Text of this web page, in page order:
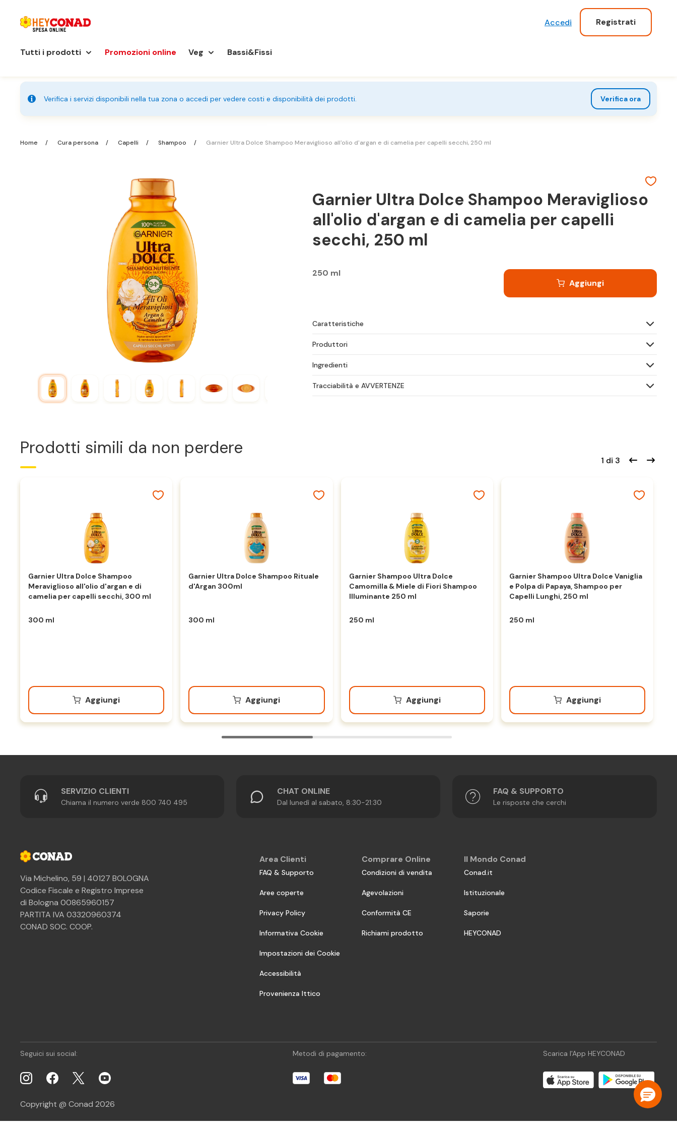
Accedi Registrati
Tutti i prodotti Promozioni online Veg Bassi&Fissi
Verifica i servizi disponibili nella tua zona o accedi per vedere costi e disponibilità dei prodotti. Verifica ora
Home Cura persona Capelli Shampoo Garnier Ultra Dolce Shampoo Meraviglioso all'olio d'argan e di camelia per capelli secchi, 250 ml
Garnier Ultra Dolce Shampoo Meraviglioso
all'olio d'argan e di camelia per capelli
secchi, 250 ml
250 ml
Aggiungi
Caratteristiche
Produttori
Ingredienti
Tracciabilità e AVVERTENZE
Prodotti simili da non perdere
Garnier Ultra Dolce Shampoo
Meraviglioso all'olio d'argan e di
camelia per capelli secchi, 300 ml
300 ml
Aggiungi
Garnier Ultra Dolce Shampoo Rituale
d'Argan 300ml
300 ml
Aggiungi
Garnier Shampoo Ultra Dolce
Camomilla & Miele di Fiori Shampoo
Illuminante 250 ml
250 ml
Aggiungi
Garnier Shampoo Ultra Dolce Vaniglia
e Polpa di Papaya, Shampoo per
Capelli Lunghi, 250 ml
250 ml
Aggiungi
1 di 3
SERVIZIO CLIENTI
Chiama il numero verde 800 740 495
CHAT ONLINE
Dal lunedì al sabato, 8:30-21:30
FAQ & SUPPORTO
Le risposte che cerchi
Via Michelino, 59 | 40127 BOLOGNA
Codice Fiscale e Registro Imprese
di Bologna 00865960157
PARTITA IVA 03320960374
CONAD SOC. COOP.
Area Clienti
FAQ & Supporto
Aree coperte
Privacy Policy
Informativa Cookie
Impostazioni dei Cookie
Accessibilità
Provenienza Ittico
Comprare Online
Condizioni di vendita
Agevolazioni
Conformità CE
Richiami prodotto
Il Mondo Conad
Conad.it
Istituzionale
Saporie
HEYCONAD
Seguici sui social: Metodi di pagamento: Scarica l'App HEYCONAD
Copyright @ Conad 2026